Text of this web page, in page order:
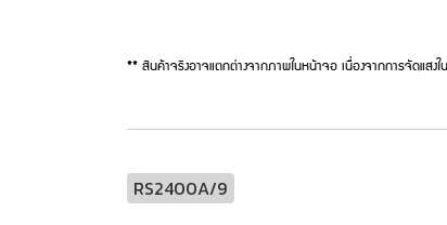
** สินค้าจริงอาจแตกต่างจากภาพในหน้าจอ เนื่องจากการจัดแส
RS2400A/9